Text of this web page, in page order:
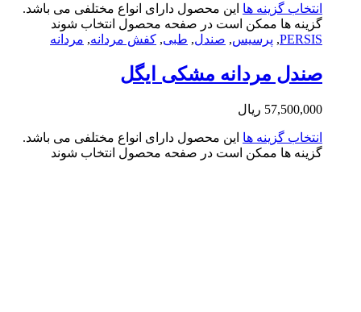
گزینه ها این محصول دارای انواع مختلفی می باشد.
ها ممکن است در صفحه محصول انتخاب شوند
پرسیس, صندل, طبی,کفش مردانه, مردانه
مردانه مشکی ایگل
ریال
گزینه ها این محصول دارای انواع مختلفی می باشد.
ها ممکن است در صفحه محصول انتخاب شوند